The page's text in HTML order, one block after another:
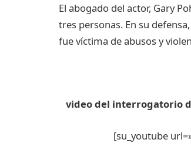
El abogado del actor, Gary
tres personas. En su defensa
fuevíctima deabusosy
video del interrogatorio
[su_youtube